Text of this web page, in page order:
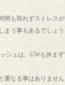
間も取れずストレスが
まう事もあるでしょう
シュは、GWも休まず
重なる事はありませ